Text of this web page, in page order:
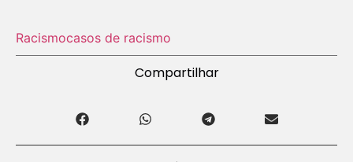
Racismocasos de racismo
Compartilhar